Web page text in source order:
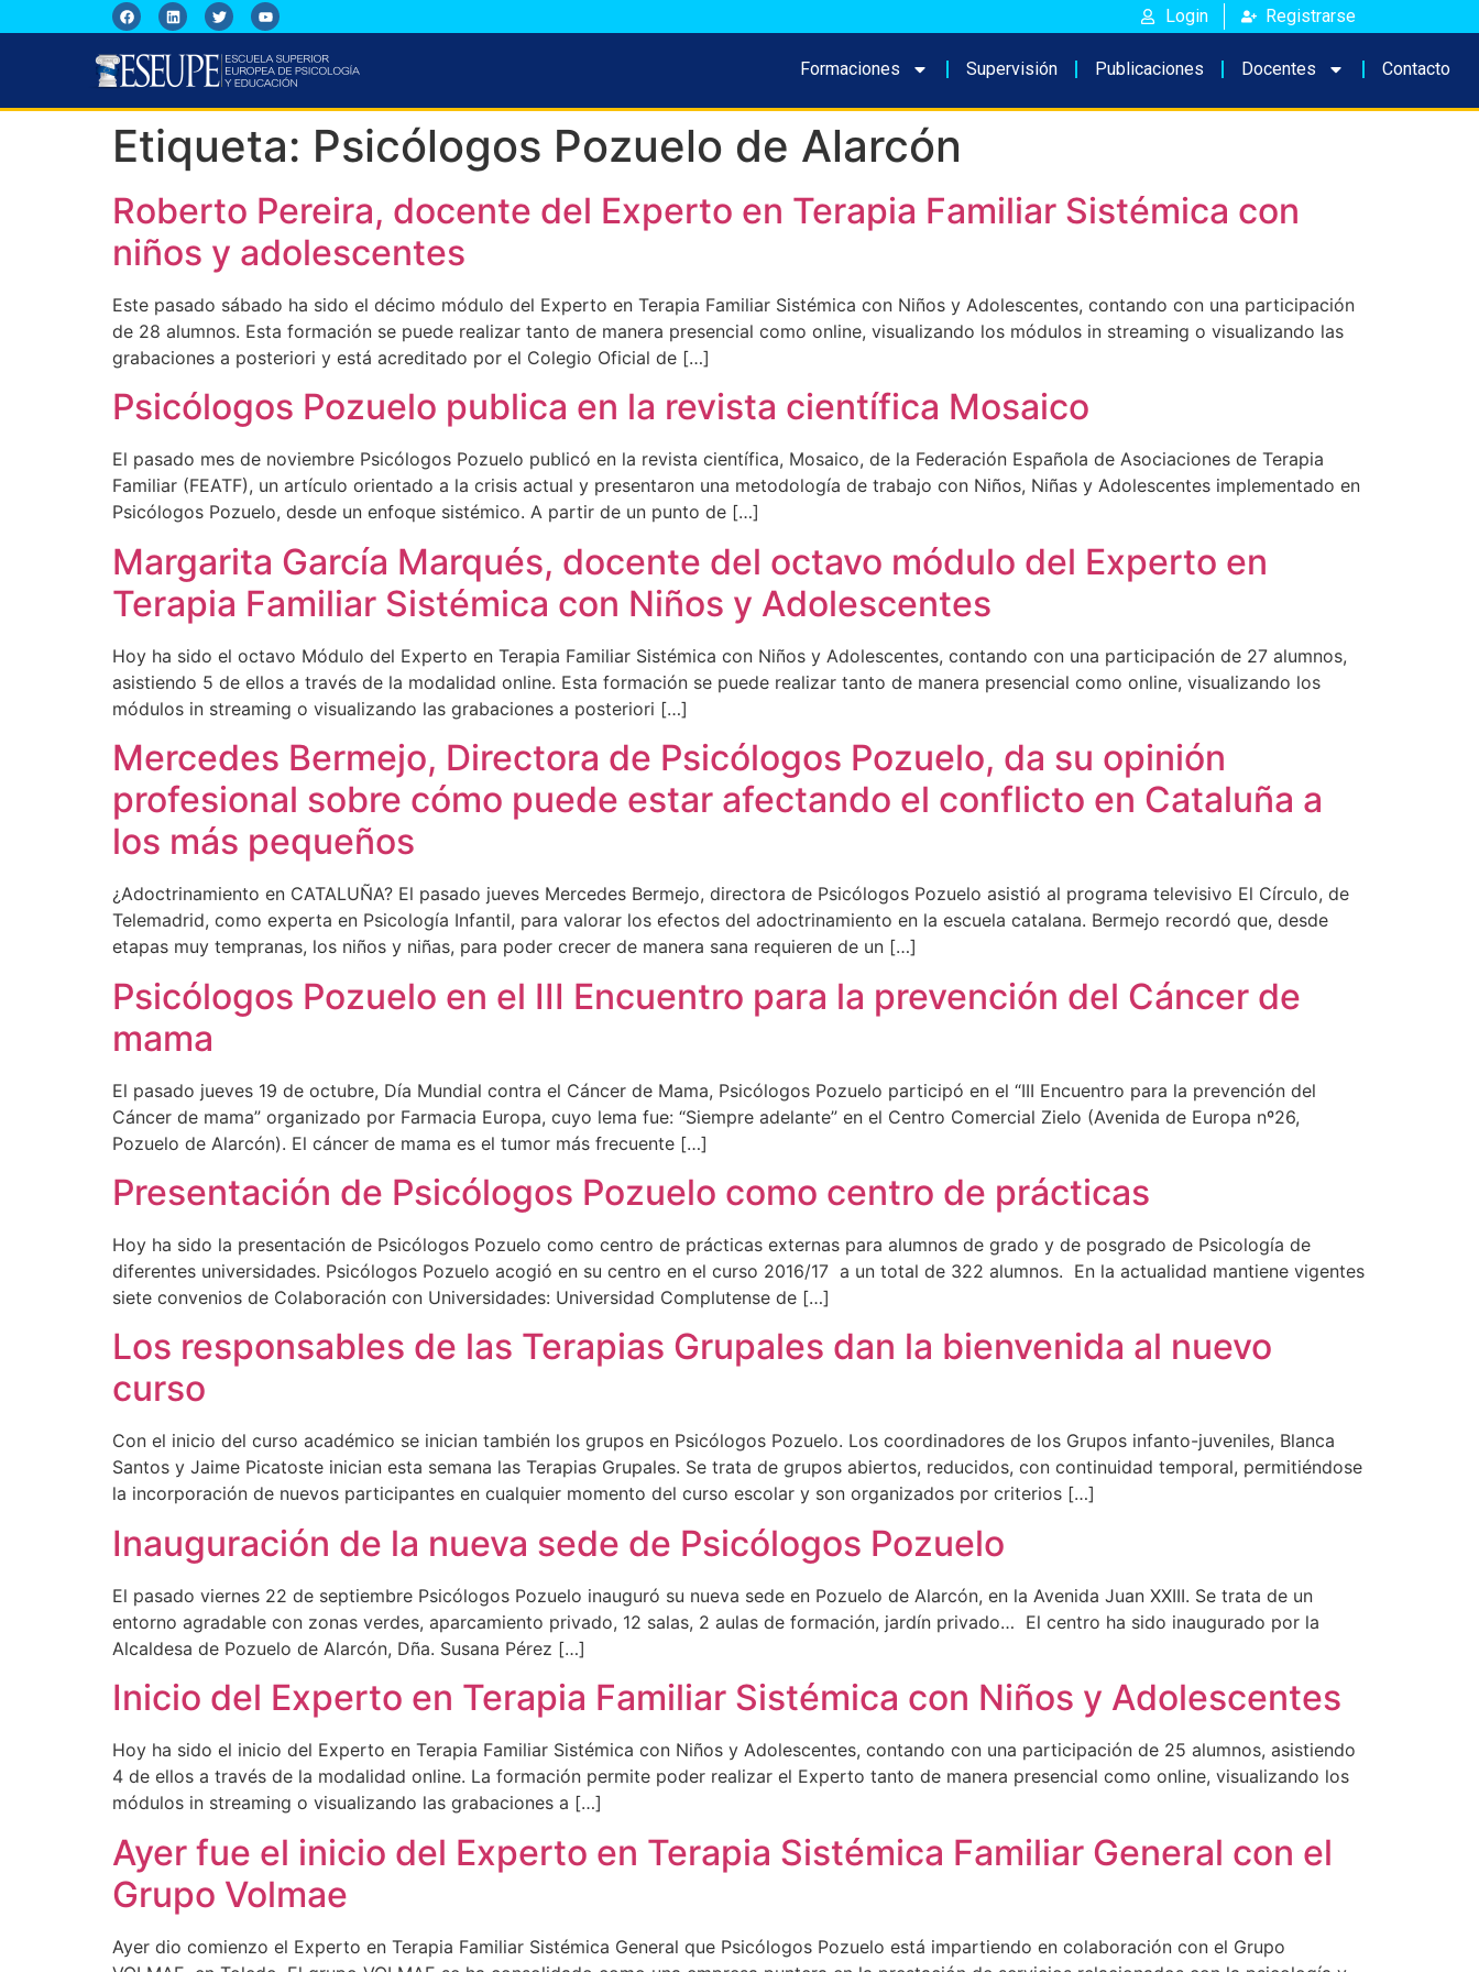
Login Registrarse
Formaciones Supervisión Publicaciones Docentes Contacto
Etiqueta: Psicólogos Pozuelo de Alarcón
Roberto Pereira, docente del Experto en Terapia Familiar Sistémica con
niños y adolescentes
Este pasado sábado ha sido el décimo módulo del Experto en Terapia Familiar Sistémica con Niños y Adolescentes, contando con una participación
de 28 alumnos. Esta formación se puede realizar tanto de manera presencial como online, visualizando los módulos in streaming o visualizando las
grabaciones a posteriori y está acreditado por el Colegio Oficial de […]
Psicólogos Pozuelo publica en la revista científica Mosaico
El pasado mes de noviembre Psicólogos Pozuelo publicó en la revista científica, Mosaico, de la Federación Española de Asociaciones de Terapia
Familiar (FEATF), un artículo orientado a la crisis actual y presentaron una metodología de trabajo con Niños, Niñas y Adolescentes implementado en
Psicólogos Pozuelo, desde un enfoque sistémico. A partir de un punto de […]
Margarita García Marqués, docente del octavo módulo del Experto en
Terapia Familiar Sistémica con Niños y Adolescentes
Hoy ha sido el octavo Módulo del Experto en Terapia Familiar Sistémica con Niños y Adolescentes, contando con una participación de 27 alumnos,
asistiendo 5 de ellos a través de la modalidad online. Esta formación se puede realizar tanto de manera presencial como online, visualizando los
módulos in streaming o visualizando las grabaciones a posteriori […]
Mercedes Bermejo, Directora de Psicólogos Pozuelo, da su opinión
profesional sobre cómo puede estar afectando el conflicto en Cataluña a
los más pequeños
¿Adoctrinamiento en CATALUÑA? El pasado jueves Mercedes Bermejo, directora de Psicólogos Pozuelo asistió al programa televisivo El Círculo, de
Telemadrid, como experta en Psicología Infantil, para valorar los efectos del adoctrinamiento en la escuela catalana. Bermejo recordó que, desde
etapas muy tempranas, los niños y niñas, para poder crecer de manera sana requieren de un […]
Psicólogos Pozuelo en el III Encuentro para la prevención del Cáncer de
mama
El pasado jueves 19 de octubre, Día Mundial contra el Cáncer de Mama, Psicólogos Pozuelo participó en el “III Encuentro para la prevención del
Cáncer de mama” organizado por Farmacia Europa, cuyo lema fue: “Siempre adelante” en el Centro Comercial Zielo (Avenida de Europa nº26,
Pozuelo de Alarcón). El cáncer de mama es el tumor más frecuente […]
Presentación de Psicólogos Pozuelo como centro de prácticas
Hoy ha sido la presentación de Psicólogos Pozuelo como centro de prácticas externas para alumnos de grado y de posgrado de Psicología de
diferentes universidades. Psicólogos Pozuelo acogió en su centro en el curso 2016/17 a un total de 322 alumnos. En la actualidad mantiene vigentes
siete convenios de Colaboración con Universidades: Universidad Complutense de […]
Los responsables de las Terapias Grupales dan la bienvenida al nuevo
curso
Con el inicio del curso académico se inician también los grupos en Psicólogos Pozuelo. Los coordinadores de los Grupos infanto-juveniles, Blanca
Santos y Jaime Picatoste inician esta semana las Terapias Grupales. Se trata de grupos abiertos, reducidos, con continuidad temporal, permitiéndose
la incorporación de nuevos participantes en cualquier momento del curso escolar y son organizados por criterios […]
Inauguración de la nueva sede de Psicólogos Pozuelo
El pasado viernes 22 de septiembre Psicólogos Pozuelo inauguró su nueva sede en Pozuelo de Alarcón, en la Avenida Juan XXIII. Se trata de un
entorno agradable con zonas verdes, aparcamiento privado, 12 salas, 2 aulas de formación, jardín privado… El centro ha sido inaugurado por la
Alcaldesa de Pozuelo de Alarcón, Dña. Susana Pérez […]
Inicio del Experto en Terapia Familiar Sistémica con Niños y Adolescentes
Hoy ha sido el inicio del Experto en Terapia Familiar Sistémica con Niños y Adolescentes, contando con una participación de 25 alumnos, asistiendo
4 de ellos a través de la modalidad online. La formación permite poder realizar el Experto tanto de manera presencial como online, visualizando los
módulos in streaming o visualizando las grabaciones a […]
Ayer fue el inicio del Experto en Terapia Sistémica Familiar General con el
Grupo Volmae
Ayer dio comienzo el Experto en Terapia Familiar Sistémica General que Psicólogos Pozuelo está impartiendo en colaboración con el Grupo